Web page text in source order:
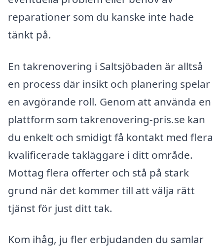
reparationer som du kanske inte hade
tänkt på.
En takrenovering i Saltsjöbaden är alltså
en process där insikt och planering spelar
en avgörande roll. Genom att använda en
plattform som takrenovering-pris.se kan
du enkelt och smidigt få kontakt med flera
kvalificerade takläggare i ditt område.
Mottag flera offerter och stå på stark
grund när det kommer till att välja rätt
tjänst för just ditt tak.
Kom ihåg, ju fler erbjudanden du samlar